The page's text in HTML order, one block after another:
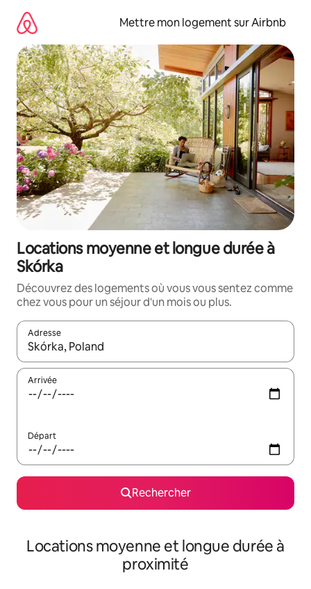
directement
contenu
Mettre mon logement sur Airbnb
Locations moyenne et longue durée à
Skórka
Découvrez des logements où vous vous sentez comme
chez vous pour un séjour d'un mois ou plus.
Adresse
Lorsque les résultats s'affichent, utilisez les flèches vers le
Arrivée
Départ
Rechercher
Locations moyenne et longue durée à
proximité